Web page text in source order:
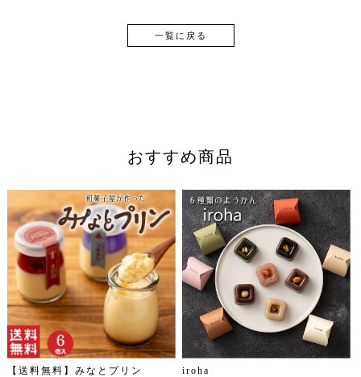
一覧に戻る
おすすめ商品
【送料無料】みなとプリン iroha